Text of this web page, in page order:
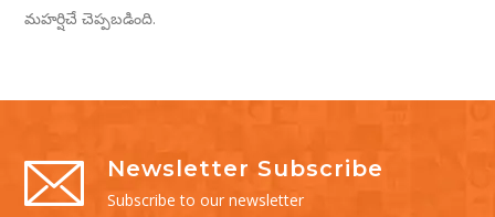
మహర్షిచే చెప్పబడింది.
Newsletter Subscribe
Subscribe to our newsletter